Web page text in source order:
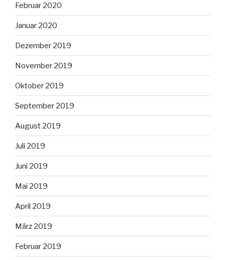
Februar 2020
Januar 2020
Dezember 2019
November 2019
Oktober 2019
September 2019
August 2019
Juli 2019
Juni 2019
Mai 2019
April 2019
März 2019
Februar 2019